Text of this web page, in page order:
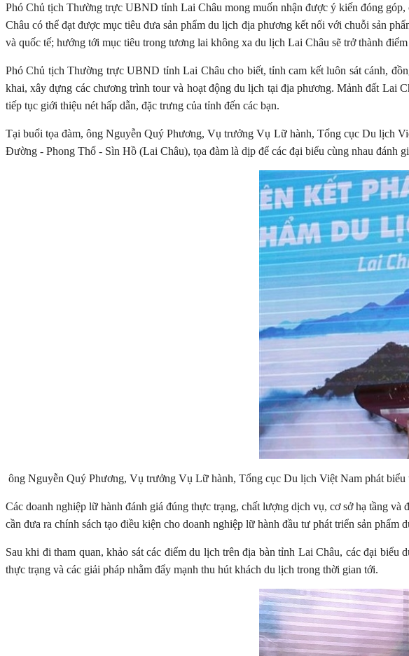
Phó Chủ tịch Thường trực UBND tỉnh Lai Châu mong muốn nhận được ý kiến đóng
Châu có thể đạt được mục tiêu đưa sản phẩm du lịch địa phương kết nối với chuỗi sản
và quốc tế; hướng tới mục tiêu trong tương lai không xa du lịch Lai Châu sẽ trở thành
Phó Chủ tịch Thường trực UBND tỉnh Lai Châu cho biết, tỉnh cam kết luôn sát cánh,
khai, xây dựng các chương trình tour và hoạt động du lịch tại địa phương. Mảnh đất Lai
tiếp tục giới thiệu nét hấp dẫn, đặc trưng của tỉnh đến các bạn.
Tại buổi tọa đàm, ông Nguyễn Quý Phương, Vụ trưởng Vụ Lữ hành, Tổng cục Du lịch
Đường - Phong Thổ - Sìn Hồ (Lai Châu), tọa đàm là dịp để các đại biểu cùng nhau đánh
ông Nguyễn Quý Phương, Vụ trưởng Vụ Lữ hành, Tổng cục Du lịch Việt Nam phát biểu
Các doanh nghiệp lữ hành đánh giá đúng thực trạng, chất lượng dịch vụ, cơ sở hạ tầng
cần đưa ra chính sách tạo điều kiện cho doanh nghiệp lữ hành đầu tư phát triển sản phẩm
Sau khi đi tham quan, khảo sát các điểm du lịch trên địa bàn tỉnh Lai Châu, các đại
thực trạng và các giải pháp nhằm đẩy mạnh thu hút khách du lịch trong thời gian tới.